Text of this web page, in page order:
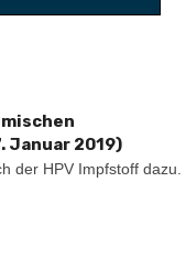
Januar 2019)
der HPV Impfstoff dazu.